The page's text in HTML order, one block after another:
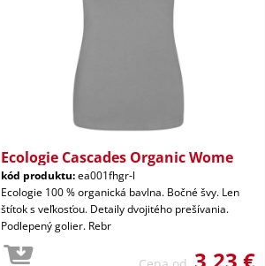
Ecologie Cascades Organic Wome
kód produktu:ea001fhgr-l
Ecologie 100 % organická bavlna. Bočné švy. Len
štítok s veľkosťou. Detaily dvojitého prešívania.
Podlepený golier. Rebr